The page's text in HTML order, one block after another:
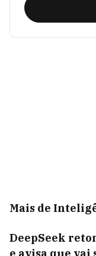
Mais de
DeepSeek